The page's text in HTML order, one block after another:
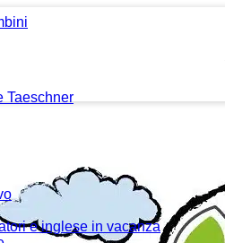
Taeschner
e inglese in vacanza